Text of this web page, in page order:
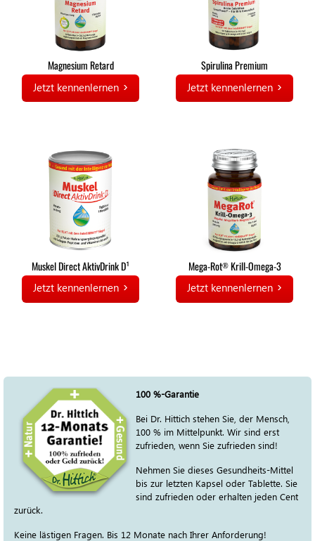
Magnesium Retard
Jetzt kennenlernen
Spirulina Premium
Jetzt kennenlernen
Muskel Direct AktivDrink D¹
Jetzt kennenlernen
Mega-Rot®Krill-Omega-3
Jetzt kennenlernen
100 %-Garantie
Bei Dr. Hittich stehen Sie, der Mensch,
100 % im Mittelpunkt. Wir sind erst
zufrieden, wenn Sie zufrieden sind!
Nehmen Sie dieses Gesundheits-Mittel
bis zur letzten Kapsel oder Tablette. Sie
sind zufrieden oder erhalten jeden Cent
zurück.
Keine lästigen Fragen. Bis 12 Monate nach Ihrer Anforderung!